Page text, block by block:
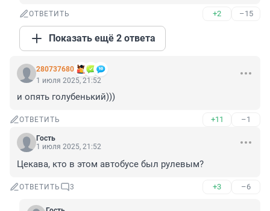
ОТВЕТИТЬ +2 –15
Показать ещё 2 ответа
280737680
1 июля 2025, 21:52
и опять голубенький)))
ОТВЕТИТЬ +11 –1
Гость
1 июля 2025, 21:52
Цекава, кто в этом автобусе был рулевым?
ОТВЕТИТЬ 3 +3 –6